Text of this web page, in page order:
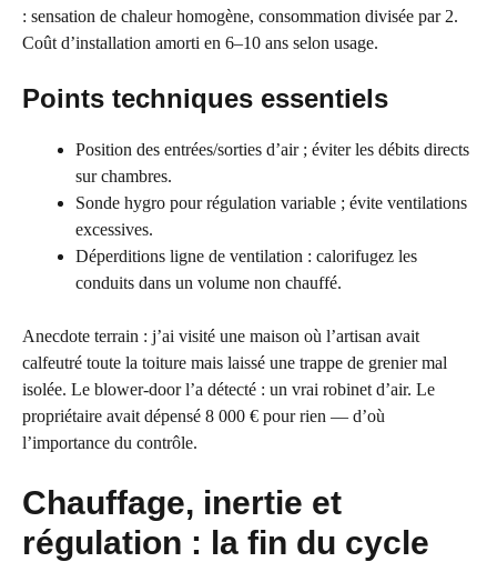
: sensation de chaleur homogène, consommation divisée par 2.
Coût d’installation amorti en 6–10 ans selon usage.
Points techniques essentiels
Position des entrées/sorties d’air ; éviter les débits directs
sur chambres.
Sonde hygro pour régulation variable ; évite ventilations
excessives.
Déperditions ligne de ventilation : calorifugez les
conduits dans un volume non chauffé.
Anecdote terrain : j’ai visité une maison où l’artisan avait
calfeutré toute la toiture mais laissé une trappe de grenier mal
isolée. Le blower-door l’a détecté : un vrai robinet d’air. Le
propriétaire avait dépensé 8 000 € pour rien — d’où
l’importance du contrôle.
Chauffage, inertie et
régulation : la fin du cycle